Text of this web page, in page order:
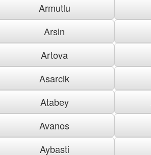
Armutlu
Arsin
Artova
Asarcik
Atabey
Avanos
Aybasti